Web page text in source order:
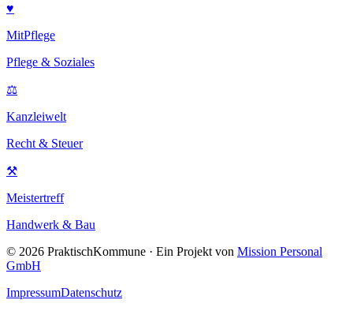
♥
MitPflege
Pflege & Soziales
⚖
Kanzleiwelt
Recht & Steuer
⚒
Meistertreff
Handwerk & Bau
© 2026 PraktischKommune · Ein Projekt von Mission Personal
GmbH
ImpressumDatenschutz